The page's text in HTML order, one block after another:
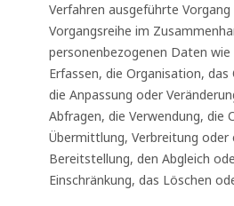
Verfahren ausgeführte
Vorgangsreihe im
personenbezogenen Daten wie
Erfassen, die Organisation, das
die Anpassung oder
Abfragen, die Verwendung, die
Übermittlung, Verbreitung oder
Bereitstellung, den Abgleich
Einschränkung, das Löschen